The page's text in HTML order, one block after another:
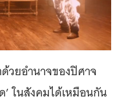
ยอำนาจของปิศาจ
’ ในสังคมได้เหมือนกัน